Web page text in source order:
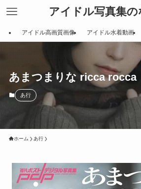
アイドル写真集
アイドル高画質画像 アイドル水着動画
あまつまりな ricca rocca
あ行
ホーム あ行